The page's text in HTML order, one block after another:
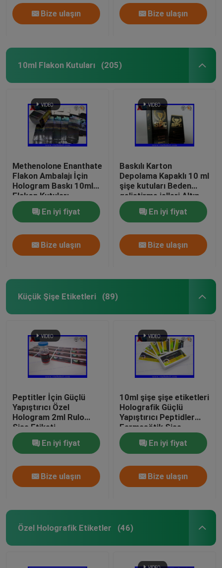
Bize ulaşın Bize ulaşın
10ml Flakon Kutuları (205)
Methenolone Enanthate
Flakon Ambalajı İçin
Hologram Baskı 10ml
Flakon Kutuları
En iyi fiyat
Bize ulaşın
Baskılı Karton
Depolama Kapaklı 10 ml
şişe kutuları Beden
geliştirme jelleri Altın
folyo ambalaj Altın
folyo / hologram etkisi
En iyi fiyat
Bize ulaşın
Küçük Şişe Etiketleri (89)
Peptitler İçin Güçlü
Yapıştırıcı Özel
Hologram 2ml Rulo
Şişe Etiketi
En iyi fiyat
Bize ulaşın
10ml şişe şişe etiketleri
Holografik Güçlü
Yapıştırıcı Peptidler
Farmasötik Şişe
Etiketleri 25x60mm
En iyi fiyat
Bize ulaşın
Özel Holografik Etiketler (46)